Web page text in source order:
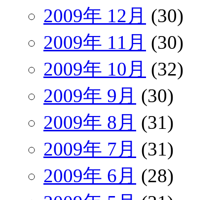
2009年 12月 (30)
2009年 11月 (30)
2009年 10月 (32)
2009年 9月 (30)
2009年 8月 (31)
2009年 7月 (31)
2009年 6月 (28)